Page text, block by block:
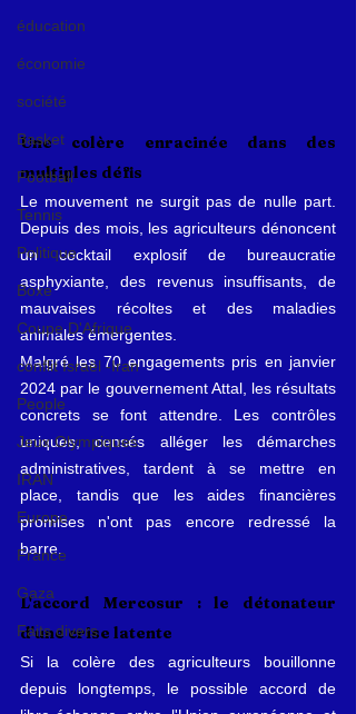
éducation
économie
société
Basket
Football
Tennis
Politique
Boxe
Coupe D'Afrique
conflit Israël -Iran
People
Jeux Olympiques
IRAN
Europe
France
Gaza
Faits divers
Une colère enracinée dans des
multiples défis
Le mouvement ne surgit pas de nulle part.
Depuis des mois, les agriculteurs dénoncent
un cocktail explosif de bureaucratie
asphyxiante, des revenus insuffisants, de
mauvaises récoltes et des maladies
animales émergentes.
Malgré les 70 engagements pris en janvier
2024 par le gouvernement Attal, les résultats
concrets se font attendre. Les contrôles
uniques, censés alléger les démarches
administratives, tardent à se mettre en
place, tandis que les aides financières
promises n'ont pas encore redressé la
barre.
L'accord Mercosur : le détonateur
d'une crise latente
Si la colère des agriculteurs bouillonne
depuis longtemps, le possible accord de